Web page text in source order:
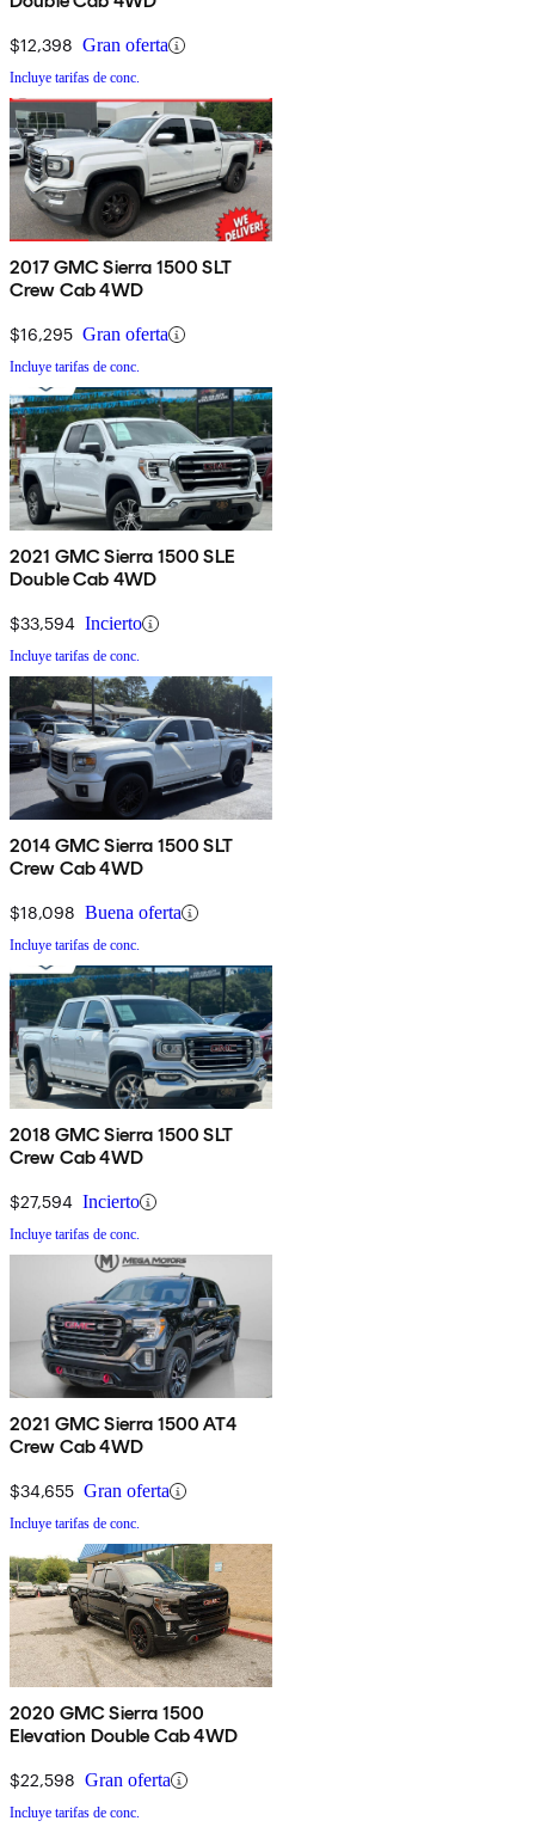
$12,398 Gran oferta
Incluye tarifas de conc.
2017 GMC Sierra 1500 SLT
Crew Cab 4WD
$16,295 Gran oferta
Incluye tarifas de conc.
2021 GMC Sierra 1500 SLE
Double Cab 4WD
$33,594 Incierto
Incluye tarifas de conc.
2014 GMC Sierra 1500 SLT
Crew Cab 4WD
$18,098 Buena oferta
Incluye tarifas de conc.
2018 GMC Sierra 1500 SLT
Crew Cab 4WD
$27,594 Incierto
Incluye tarifas de conc.
2021 GMC Sierra 1500 AT4
Crew Cab 4WD
$34,655 Gran oferta
Incluye tarifas de conc.
2020 GMC Sierra 1500
Elevation Double Cab 4WD
$22,598 Gran oferta
Incluye tarifas de conc.